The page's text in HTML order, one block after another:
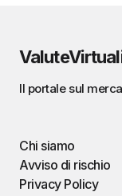
Il portale sul
Chi siamo
Avviso di rischio
Privacy Policy